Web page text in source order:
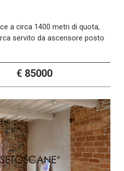
a circa 1400 metri di quota,
servito da ascensore posto
€ 85000